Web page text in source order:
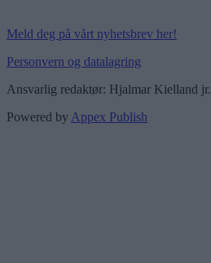
Meld deg på vårt nyhetsbrev her!
Personvern og datalagring
Ansvarlig redaktør: Hjalmar Kielland jr.
Powered by Appex Publish